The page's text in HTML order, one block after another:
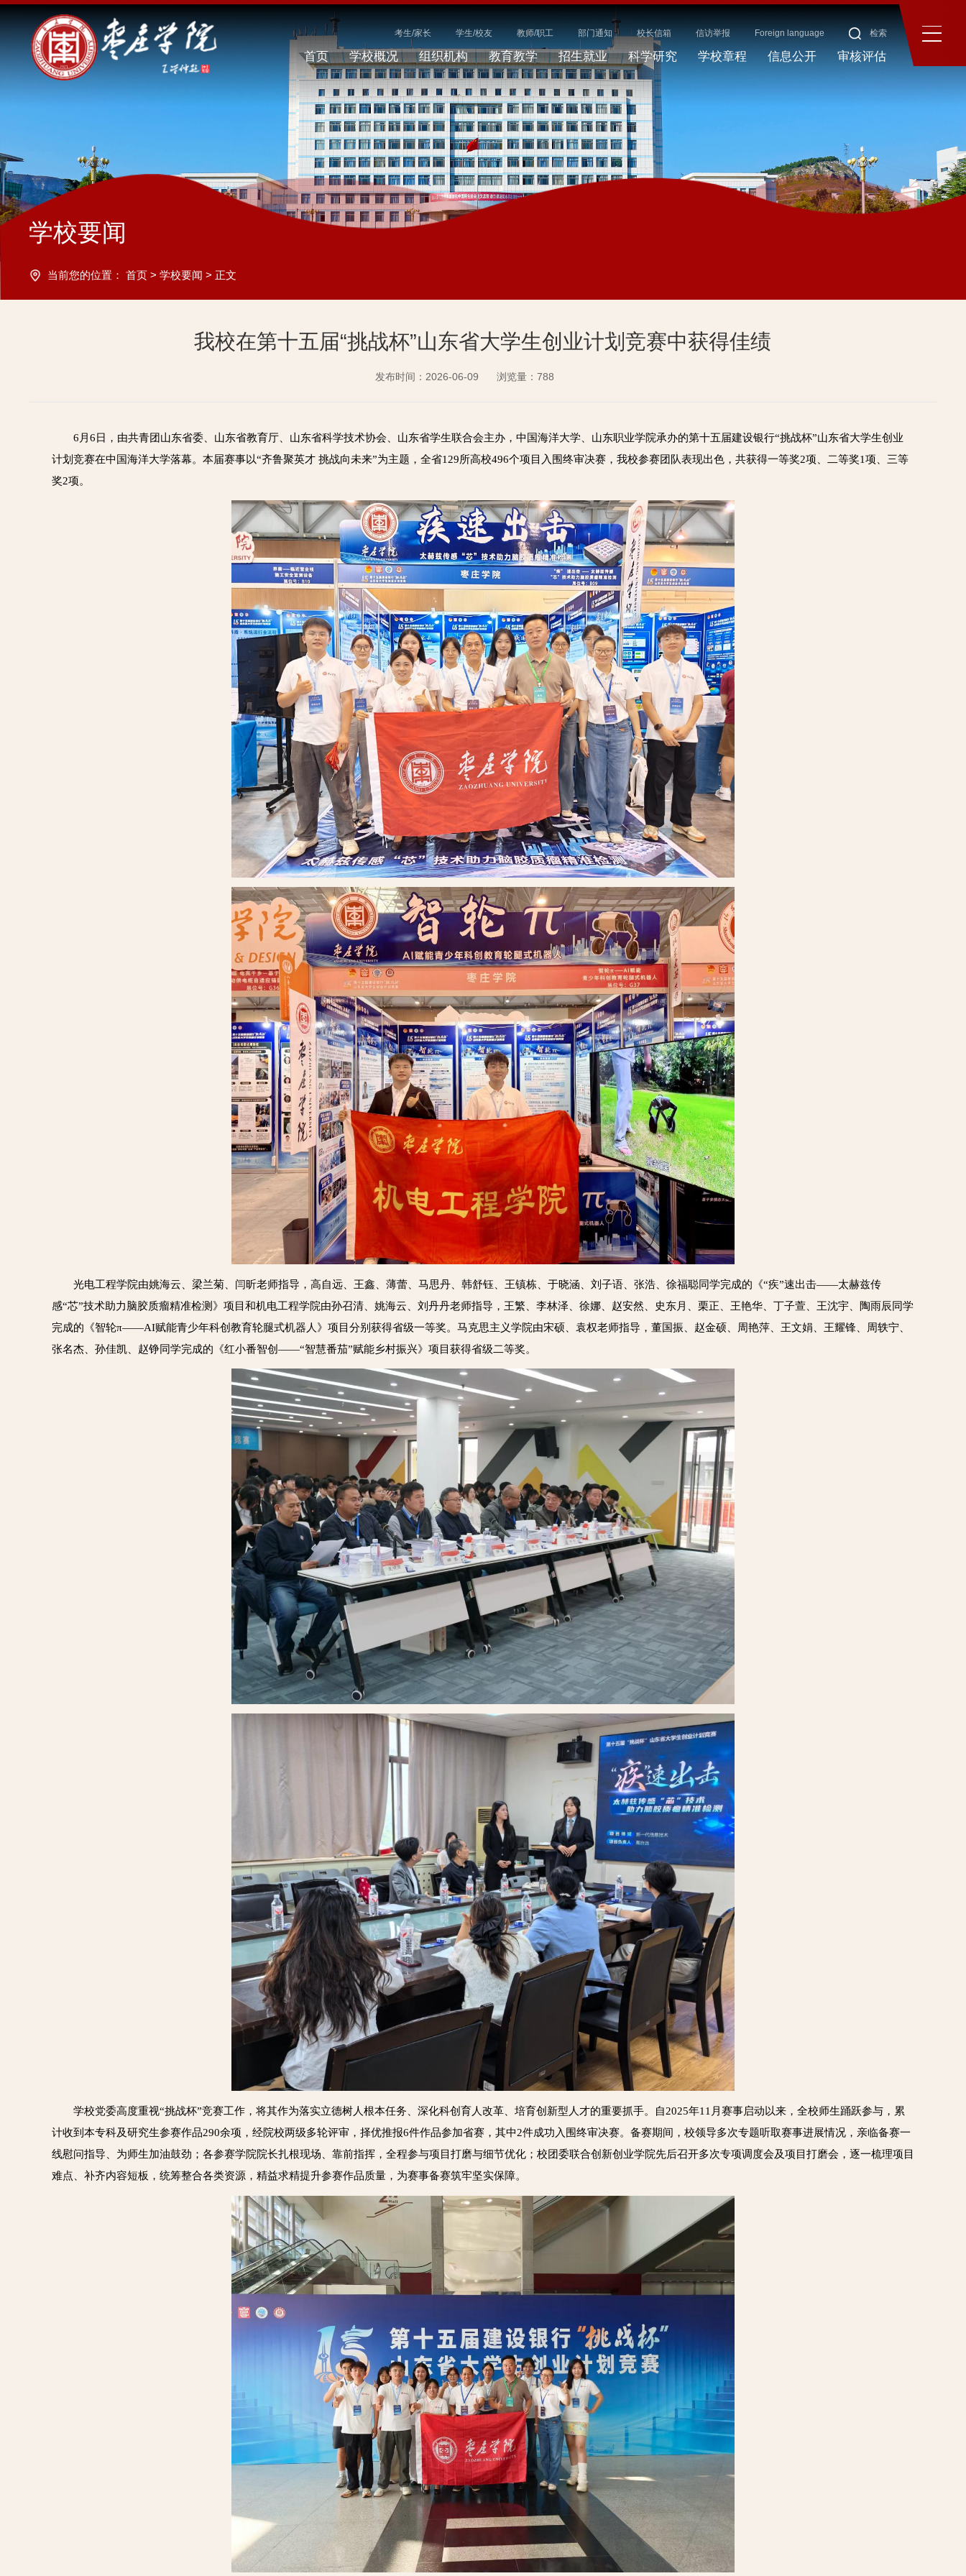
考生/家长 学生/校友 教师/职工 部门通知 校长信箱 信访举报 Foreign language 检索
首页 学校概况 组织机构 教育教学 招生就业 科学研究 学校章程 信息公开 审核评估
学校要闻
当前您的位置： 首页> 学校要闻 > 正文
我校在第十五届“挑战杯”山东省大学生创业计划竞赛中获得佳绩
发布时间：2026-06-09 浏览量：788
6月6日，由共青团山东省委、山东省教育厅、山东省科学技术协会、山东省学生联合会主办，中国海洋大学、山东职业学院承办的第十五届建设银行“挑战杯”山东省大学生创业
计划竞赛在中国海洋大学落幕。本届赛事以“齐鲁聚英才 挑战向未来”为主题，全省129所高校496个项目入围终审决赛，我校参赛团队表现出色，共获得一等奖2项、二等奖1项、三等
奖2项。
光电工程学院由姚海云、梁兰菊、闫昕老师指导，高自远、王鑫、薄蕾、马思丹、韩舒钰、王镇栋、于晓涵、刘子语、张浩、徐福聪同学完成的《“疾”速出击——太赫兹传
感“芯”技术助力脑胶质瘤精准检测》项目和机电工程学院由孙召清、姚海云、刘丹丹老师指导，王繁、李林泽、徐娜、赵安然、史东月、栗正、王艳华、丁子萱、王沈宇、陶雨辰同学
完成的《智轮π——AI赋能青少年科创教育轮腿式机器人》项目分别获得省级一等奖。马克思主义学院由宋硕、袁权老师指导，董国振、赵金硕、周艳萍、王文娟、王耀锋、周轶宁、
张名杰、孙佳凯、赵铮同学完成的《红小番智创——“智慧番茄”赋能乡村振兴》项目获得省级二等奖。
学校党委高度重视“挑战杯”竞赛工作，将其作为落实立德树人根本任务、深化科创育人改革、培育创新型人才的重要抓手。自2025年11月赛事启动以来，全校师生踊跃参与，累
计收到本专科及研究生参赛作品290余项，经院校两级多轮评审，择优推报6件作品参加省赛，其中2件成功入围终审决赛。备赛期间，校领导多次专题听取赛事进展情况，亲临备赛一
线慰问指导、为师生加油鼓劲；各参赛学院院长扎根现场、靠前指挥，全程参与项目打磨与细节优化；校团委联合创新创业学院先后召开多次专项调度会及项目打磨会，逐一梳理项目
难点、补齐内容短板，统筹整合各类资源，精益求精提升参赛作品质量，为赛事备赛筑牢坚实保障。